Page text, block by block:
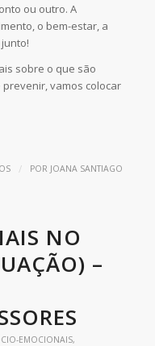
ou outro. A
o bem-estar, a
sobre o que são
vamos colocar
/ POR JOANA SANTIAGO
NO
–
EMOCIONAIS,